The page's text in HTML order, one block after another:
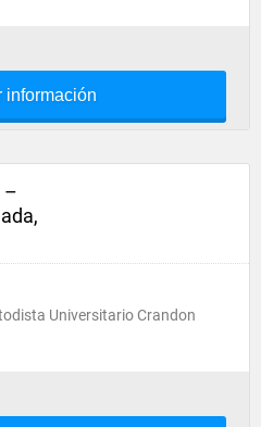
información
–
Universitario Crandon